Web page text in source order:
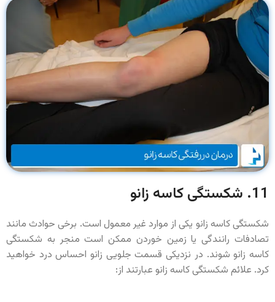
11. شکستگی کاسه زانو
شکستگی کاسه زانو یکی از موارد غیر معمول است. برخی حوادث مانند
تصادفات رانندگی یا زمین خوردن ممکن است منجر به شکستگی
کاسه زانو ‌شوند. در نزدیکی قسمت جلویی زانو احساس درد خواهید
کرد. علائم شکستگی کاسه زانو عبارتند از: